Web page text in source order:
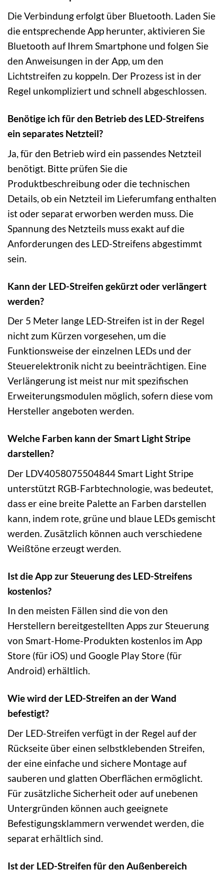
Die Verbindung erfolgt über Bluetooth. Laden Sie
die entsprechende App herunter, aktivieren Sie
Bluetooth auf Ihrem Smartphone und folgen Sie
den Anweisungen in der App, um den
Lichtstreifen zu koppeln. Der Prozess ist in der
Regel unkompliziert und schnell abgeschlossen.
Benötige ich für den Betrieb des LED-Streifens
ein separates Netzteil?
Ja, für den Betrieb wird ein passendes Netzteil
benötigt. Bitte prüfen Sie die
Produktbeschreibung oder die technischen
Details, ob ein Netzteil im Lieferumfang enthalten
ist oder separat erworben werden muss. Die
Spannung des Netzteils muss exakt auf die
Anforderungen des LED-Streifens abgestimmt
sein.
Kann der LED-Streifen gekürzt oder verlängert
werden?
Der 5 Meter lange LED-Streifen ist in der Regel
nicht zum Kürzen vorgesehen, um die
Funktionsweise der einzelnen LEDs und der
Steuerelektronik nicht zu beeinträchtigen. Eine
Verlängerung ist meist nur mit spezifischen
Erweiterungsmodulen möglich, sofern diese vom
Hersteller angeboten werden.
Welche Farben kann der Smart Light Stripe
darstellen?
Der LDV4058075504844 Smart Light Stripe
unterstützt RGB-Farbtechnologie, was bedeutet,
dass er eine breite Palette an Farben darstellen
kann, indem rote, grüne und blaue LEDs gemischt
werden. Zusätzlich können auch verschiedene
Weißtöne erzeugt werden.
Ist die App zur Steuerung des LED-Streifens
kostenlos?
In den meisten Fällen sind die von den
Herstellern bereitgestellten Apps zur Steuerung
von Smart-Home-Produkten kostenlos im App
Store (für iOS) und Google Play Store (für
Android) erhältlich.
Wie wird der LED-Streifen an der Wand
befestigt?
Der LED-Streifen verfügt in der Regel auf der
Rückseite über einen selbstklebenden Streifen,
der eine einfache und sichere Montage auf
sauberen und glatten Oberflächen ermöglicht.
Für zusätzliche Sicherheit oder auf unebenen
Untergründen können auch geeignete
Befestigungsklammern verwendet werden, die
separat erhältlich sind.
Ist der LED-Streifen für den Außenbereich